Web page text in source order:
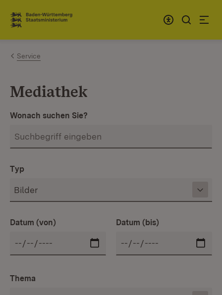
Zum Inhalt springen
Link zur Startseite
Service
Mediathek
Wonach suchen Sie?
Typ
Datum (von) Datum (bis)
Thema